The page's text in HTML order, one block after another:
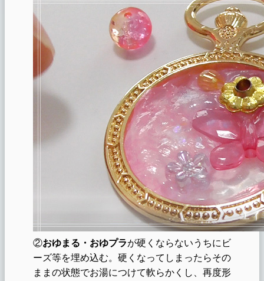
②おゆまる・おゆプラが硬くならないうちにビ
ーズ等を埋め込む。硬くなってしまったらその
ままの状態でお湯につけて軟らかくし、再度形